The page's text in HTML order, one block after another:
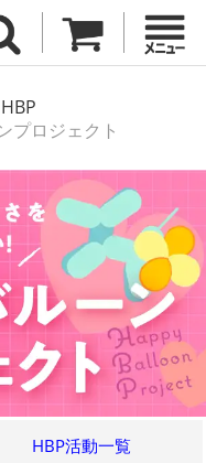
HBP
プロジェクト
HBP活動一覧